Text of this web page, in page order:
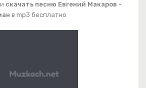
скачать песню Евгений Макаров -
в mp3 бесплатно